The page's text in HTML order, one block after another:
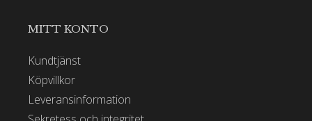
MITT KONTO
Kundtjänst
Köpvillkor
Leveransinformation